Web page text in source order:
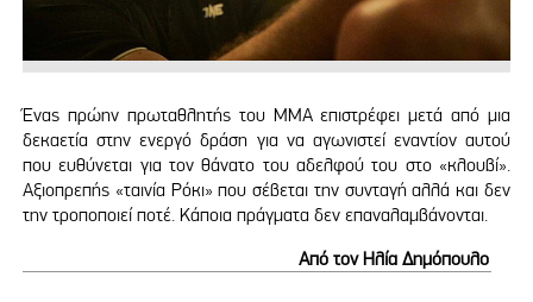
Ένας πρώην πρωταθλητής του ΜΜΑ επιστρέφει μετά από μια
δεκαετία στην ενεργό δράση για να αγωνιστεί εναντίον αυτού
που ευθύνεται για τον θάνατο του αδελφού του στο «κλουβί».
Αξιοπρεπής «ταινία Ρόκι» που σέβεται την συνταγή αλλά και δεν
την τροποποιεί ποτέ. Κάποια πράγματα δεν επαναλαμβάνονται.
Από τον Ηλία Δημόπουλο